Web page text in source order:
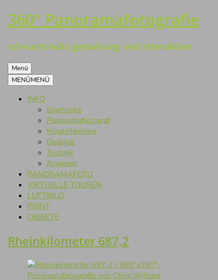
Zum
Inhalt
360° Panoramafotografie
schnurstracks gestaltung und interaktion
Menü
MENÜMENÜ
INFO
Startseite
Panoramafotograf
Möglichkeiten
Qualität
Technik
Angebot
PANORAMAFOTO
VIRTUELLE TOUREN
LUFTBILD
PRINT
OBJEKTE
Rheinkilometer 687,2